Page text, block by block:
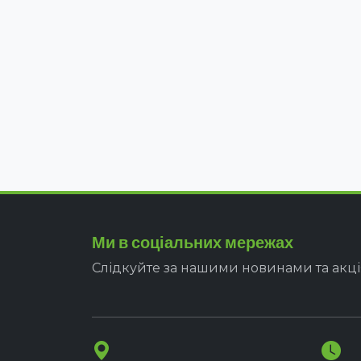
Ми в соціальних мережах
Слідкуйте за нашими новинами та